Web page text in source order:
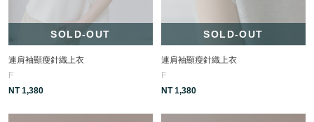
SOLD-OUT
連肩袖顯瘦針織上衣
F
NT 1,380
SOLD-OUT
連肩袖顯瘦針織上衣
F
NT 1,380